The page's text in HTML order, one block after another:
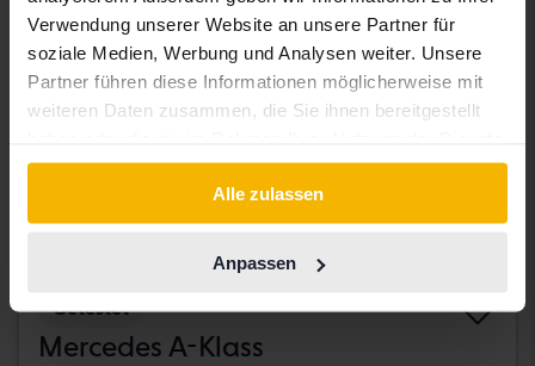
Verwendung unserer Website an unsere Partner für
soziale Medien, Werbung und Analysen weiter. Unsere
Partner führen diese Informationen möglicherweise mit
weiteren Daten zusammen, die Sie ihnen bereitgestellt
gesammelt haben.
Alle zulassen
Anpassen
Getestet
Mercedes A-Klass